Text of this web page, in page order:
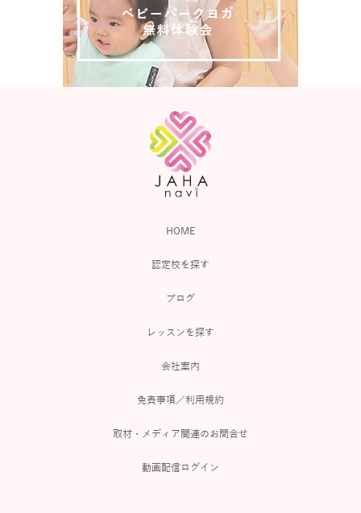
HOME
認定校を探す
ブログ
レッスンを探す
会社案内
免責事項／利用規約
取材・メディア関連のお問合せ
動画配信ログイン